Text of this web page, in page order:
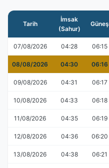
Tarih
İmsak
(Sahur)
Güneş
07/08/2026 04:28 06:15
08/08/2026 04:30 06:16
09/08/2026 04:31 06:17
10/08/2026 04:33 06:18
11/08/2026 04:35 06:19
12/08/2026 04:36 06:20
13/08/2026 04:38 06:21